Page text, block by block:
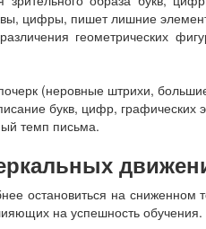
цифры, пишет лишние
геометрических
(неровные штрихи,
букв, цифр, графических
темп письма.
остановиться на
на успешность обучения.